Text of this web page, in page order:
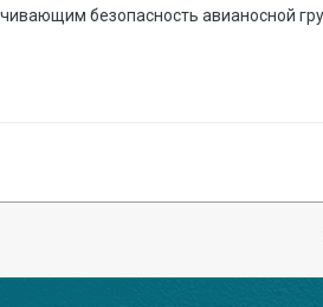
безопасность авианосной